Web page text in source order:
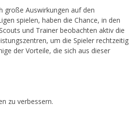
große Auswirkungen auf den
spielen, haben die Chance, in den
und Trainer beobachten aktiv die
um die Spieler rechtzeitig
der Vorteile, die sich aus dieser
zu verbessern.